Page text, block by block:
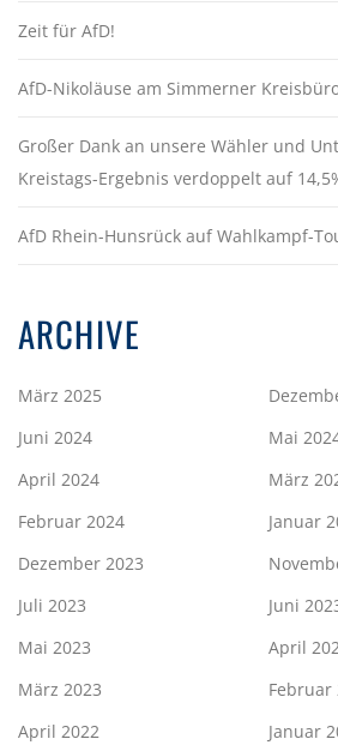
Zeit für AfD!
AfD-Nikoläuse am Simmerner
Großer Dank an unsere Wähler und
Kreistags-Ergebnis verdoppelt auf
AfD Rhein-Hunsrück auf Wahlkampf-
ARCHIVE
März 2025
Juni 2024
Mai
April 2024
März
Februar 2024
Januar
Dezember 2023
Juli 2023
Juni
Mai 2023
April
März 2023
Februar
April 2022
Januar